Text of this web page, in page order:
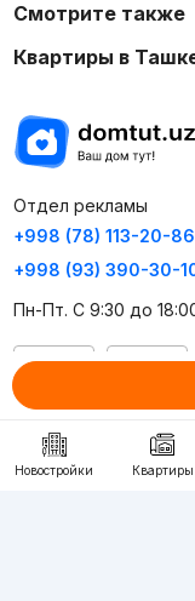
Новостройки Квартиры
Смотрите также
Квартиры в
Отдел рекламы
+998 (78) 113-20-86
+998 (93) 390-30-
Пн-Пт. С 9:30 до
Контакты
О проекте